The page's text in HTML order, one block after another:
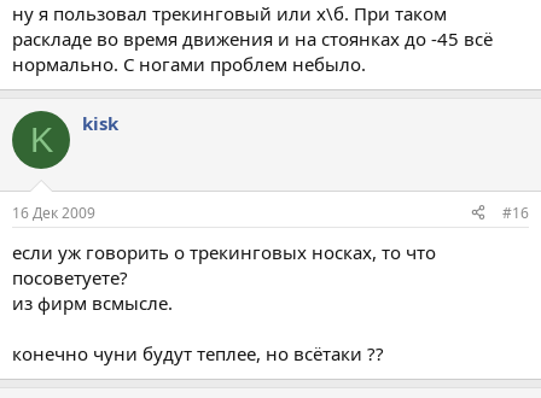
ну я пользовал трекинговый или х\б. При таком
раскладе во время движения и на стоянках до -45 всё
нормально. С ногами проблем небыло.
K kisk
16 Дек 2009 #16
если уж говорить о трекинговых носках, то что
посоветуете?
из фирм всмысле.
конечно чуни будут теплее, но всётаки ??